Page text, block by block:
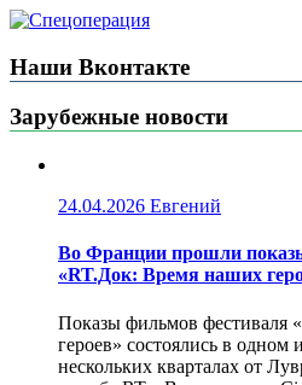
Наши Вконтакте
Зарубежные новости
24.04.2026 Евгений
Во Франции прошли
«RT.Док: Время наших
Показы фильмов фестиваля
героев» состоялись в одном
нескольких кварталах от